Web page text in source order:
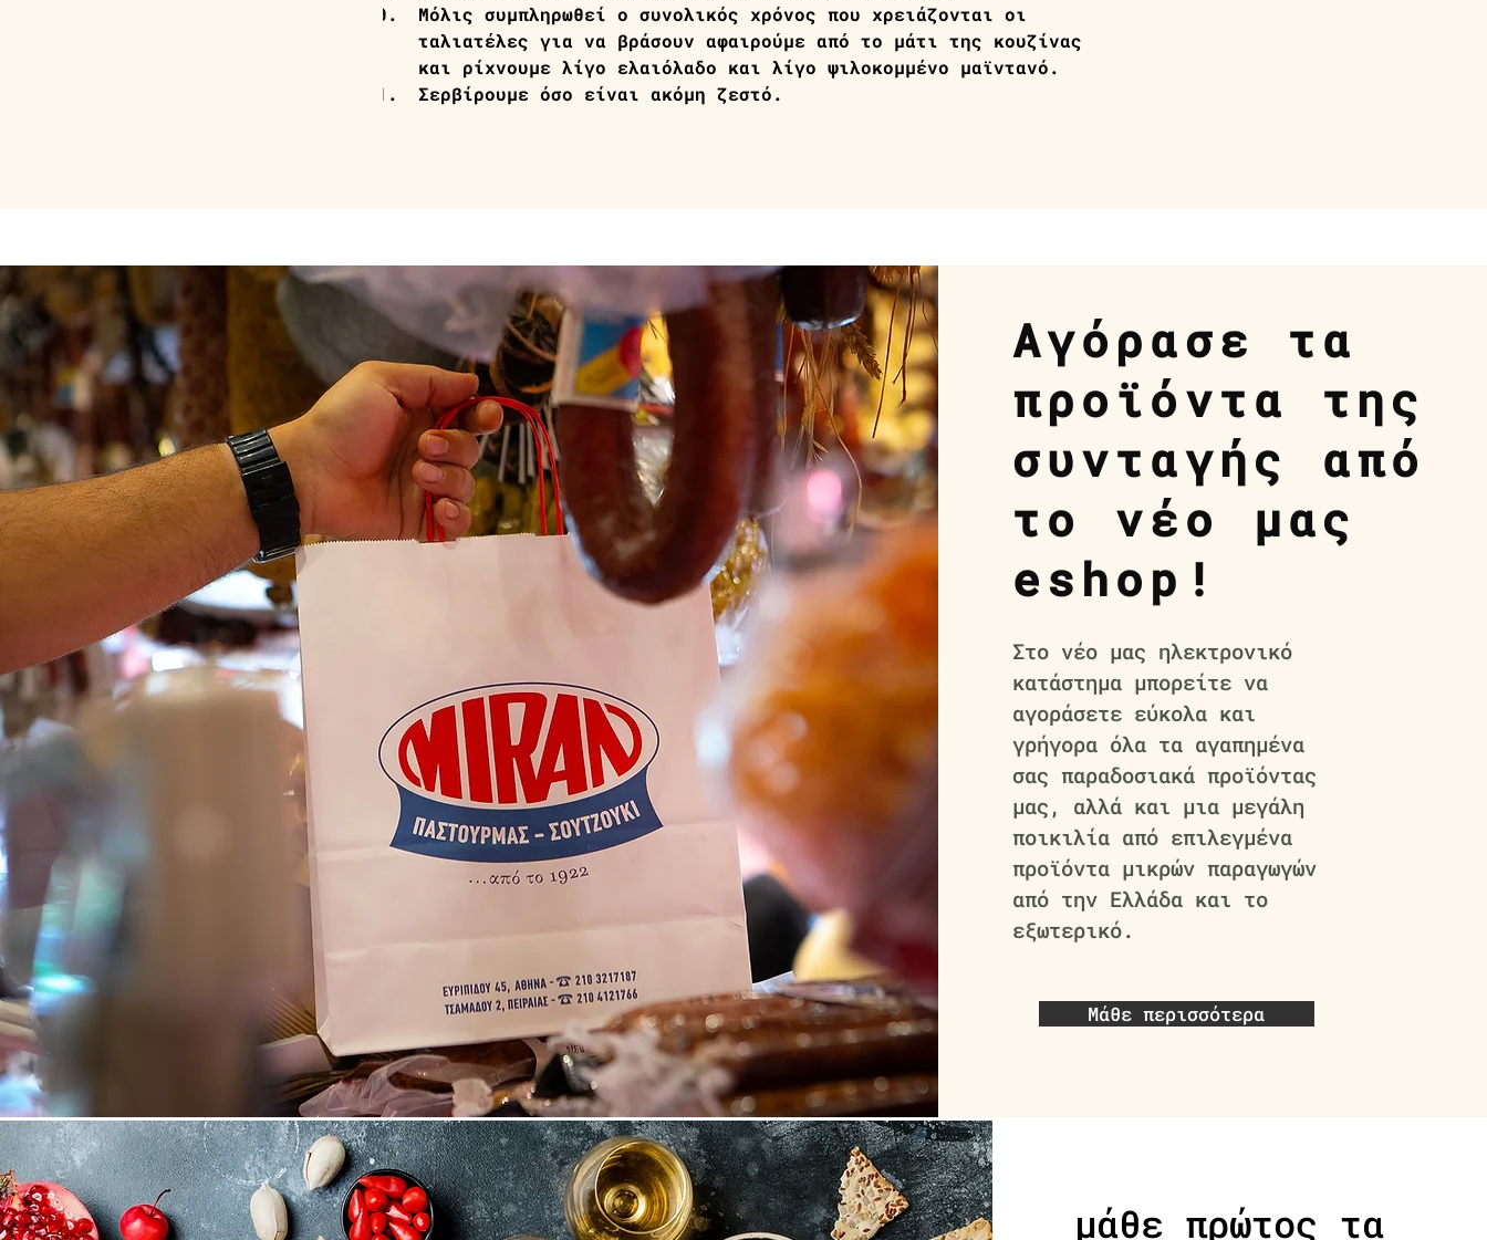
Μόλις συμπληρωθεί ο συνολικός χρόνος που χρειάζονται οι
ταλιατέλες για να βράσουν αφαιρούμε από το μάτι της κουζίνας
και ρίχνουμε λίγο ελαιόλαδο και λίγο ψιλοκομμένο μαϊντανό.
Σερβίρουμε όσο είναι ακόμη ζεστό.
Αγόρασε τα
προϊόντα της
συνταγής από
το νέο μας
eshop!
Στο νέο μας ηλεκτρονικό
κατάστημα μπορείτε να
αγοράσετε εύκολα και
γρήγορα όλα τα αγαπημένα
σας παραδοσιακά προϊόντας
μας, αλλά και μια μεγάλη
ποικιλία από επιλεγμένα
προϊόντα μικρών παραγωγών
από την Ελλάδα και το
εξωτερικό.
Μάθε περισσότερα
μάθε πρώτος τα